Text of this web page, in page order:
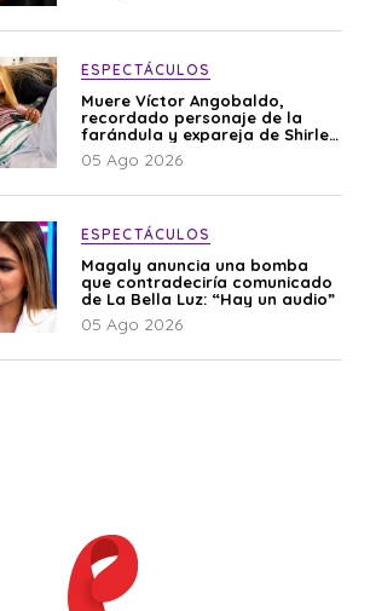
ESPECTÁCULOS
Muere Víctor Angobaldo,
recordado personaje de la
farándula y expareja de Shirley
Cherres
05 Ago 2026
ESPECTÁCULOS
Magaly anuncia una bomba
que contradeciría comunicado
de La Bella Luz: “Hay un audio”
05 Ago 2026